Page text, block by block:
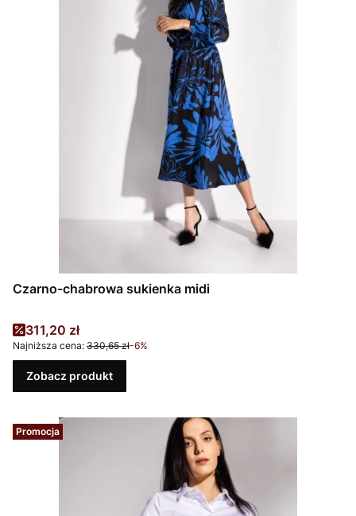
Czarno-chabrowa sukienka midi
Cena promocyjna
311,20 zł
Najniższa cena: 330,65 zł-6%
Zobacz produkt
Promocja